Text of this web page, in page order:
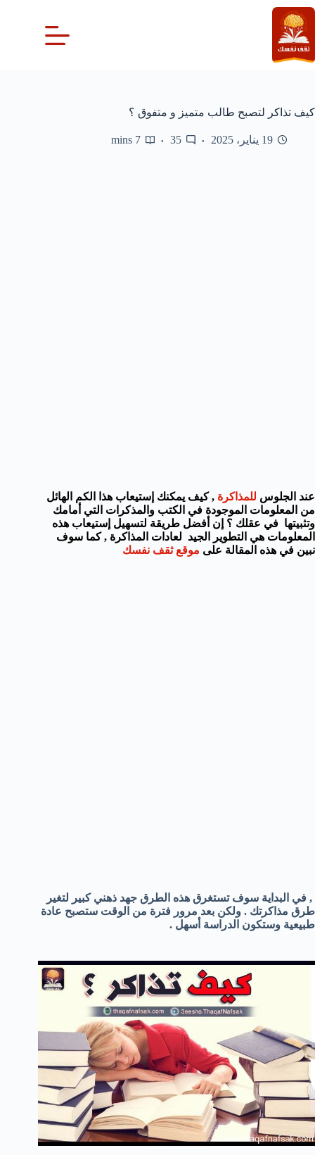
التجاوز
إلى
المحتوى
كيف تذاكر لتصبح طالب متميز و متفوق ؟
19 يناير، 2025 35
7 mins
عند الجلوس للمذاكرة , كيف يمكنك إستيعاب هذا الكم الهائل
من المعلومات الموجودة في الكتب والمذكرات التي أمامك
وتثبيتها في عقلك ؟ إن أفضل طريقة لتسهيل إستيعاب هذه
المعلومات هي التطوير الجيد لعادات المذاكرة , كما سوف
نبين في هذه المقالة على موقع ثقف نفسك
, في البداية سوف تستغرق هذه الطرق جهد ذهني كبير لتغير
طرق مذاكرتك . ولكن بعد مرور فترة من الوقت ستصبح عادة
طبيعية وستكون الدراسة أسهل .